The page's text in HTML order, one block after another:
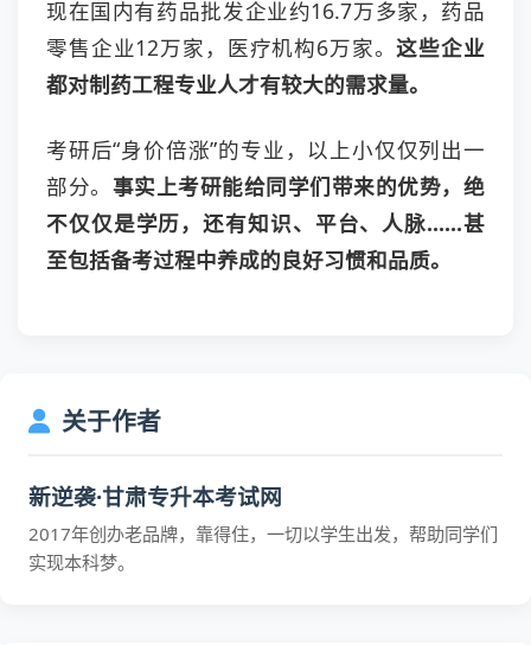
现在国内有药品批发企业约16.7万多家，药品
零售企业12万家，医疗机构6万家。这些企业
都对制药工程专业人才有较大的需求量。
考研后“身价倍涨”的专业，以上小仅仅列出一
部分。 事实上考研能给同学们带来的优势，绝
不仅仅是学历，还有知识、平台、人脉……甚
至包括备考过程中养成的良好习惯和品质。
关于作者
新逆袭·甘肃专升本考试网
2017年创办老品牌，靠得住，一切以学生出发，帮助同学们
实现本科梦。